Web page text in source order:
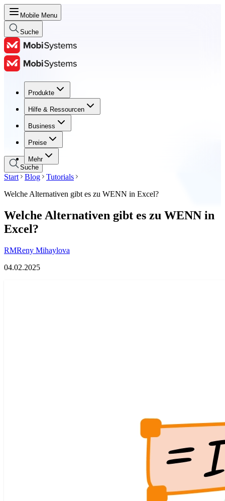
Mobile Menu
Suche
Produkte
Hilfe & Ressourcen
Business
Preise
Mehr
Produkte
Hilfe & Ressourcen
Business
Preise
Suche
Start Blog
Tutorials
Welche Alternativen gibt es zu WENN in Excel?
Welche Alternativen gibt es zu WENN in
Excel?
RMReny Mihaylova
04.02.2025